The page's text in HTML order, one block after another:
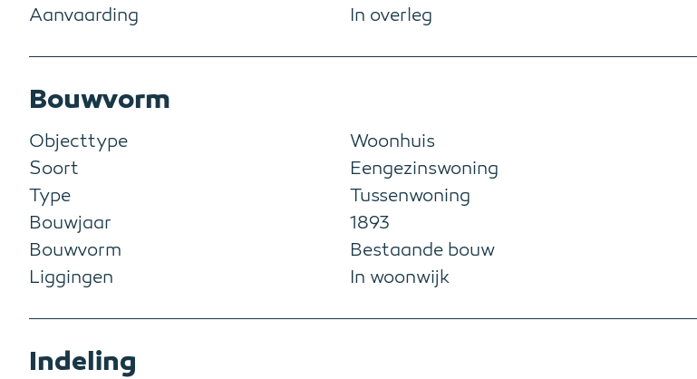
Aanvaarding
In overleg
Bouwvorm
Objecttype
Woonhuis
Soort
Eengezinswoning
Type
Tussenwoning
Bouwjaar
1893
Bouwvorm
Bestaande bouw
Liggingen
In woonwijk
Indeling